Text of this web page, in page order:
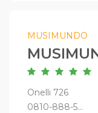
MUSIMUNDO
Onelli 726
0810-888-5...